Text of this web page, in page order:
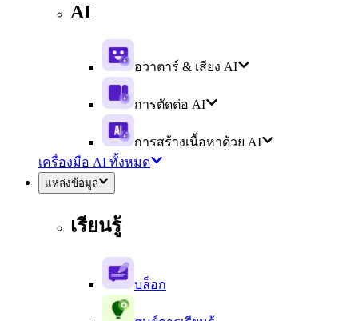
AI
อวาตาร์ & เสียง AI
การตัดต่อ AI
การสร้างเนื้อหาด้วย AI
เครื่องมือ AI ทั้งหมด
แหล่งข้อมูล
เรียนรู้
บล็อก